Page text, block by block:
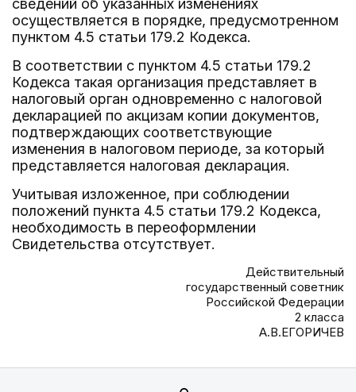
сведений об указанных изменениях
осуществляется в порядке, предусмотренном
пунктом 4.5 статьи 179.2 Кодекса.
В соответствии с пунктом 4.5 статьи 179.2
Кодекса такая организация представляет в
налоговый орган одновременно с налоговой
декларацией по акцизам копии документов,
подтверждающих соответствующие
изменения в налоговом периоде, за который
представляется налоговая декларация.
Учитывая изложенное, при соблюдении
положений пункта 4.5 статьи 179.2 Кодекса,
необходимость в переоформлении
Свидетельства отсутствует.
Действительный
государственный советник
Российской Федерации
2 класса
А.В.ЕГОРИЧЕВ